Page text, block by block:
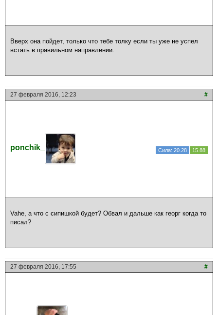
Вверх она пойдет, только что тебе толку если ты уже не успел
встать в правильном направлении.
27 февраля 2016, 12:23 #
ponchik_ Сила: 20.28 15.88
Vahe, а что с сипишкой будет? Обвал и дальше как георг когда то
писал?
27 февраля 2016, 17:55 #